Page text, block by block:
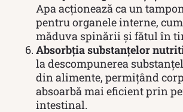
Apa acționează ca un
pentru organele interne,
măduva spinării și fătul în
Absorbția substanțelor
la descompunerea
din alimente, permițând
absoarbă mai eficient prin
intestinal.